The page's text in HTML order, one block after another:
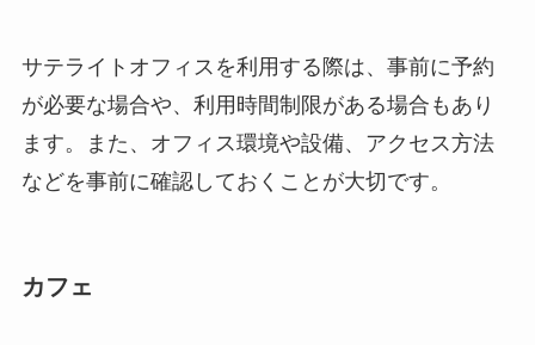
サテライトオフィスを利用する際は、事前に予約
が必要な場合や、利用時間制限がある場合もあり
ます。また、オフィス環境や設備、アクセス方法
などを事前に確認しておくことが大切です。
カフェ